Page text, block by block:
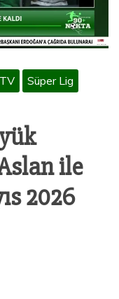
Süper Lig
ile
2026